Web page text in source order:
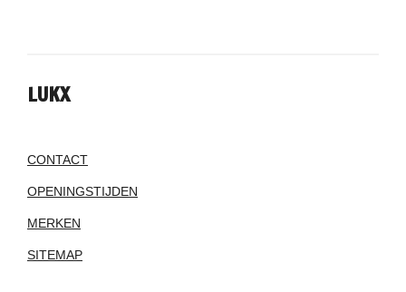
LUKX
CONTACT
OPENINGSTIJDEN
MERKEN
SITEMAP